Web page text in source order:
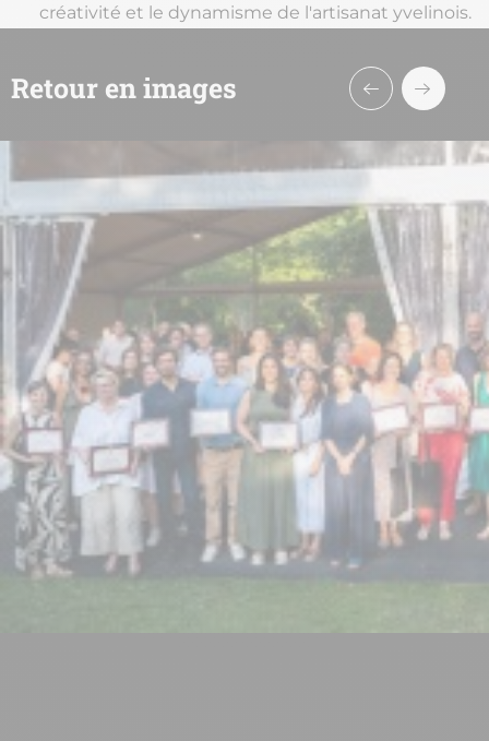
créativité et le dynamisme de l'artisanat yvelinois.
Retour en images